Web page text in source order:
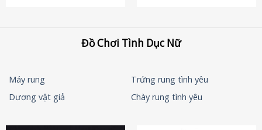
Đồ Chơi Tình Dục Nữ
Máy rung
Trứng rung tình yêu
Dương vật giả
Chày rung tình yêu